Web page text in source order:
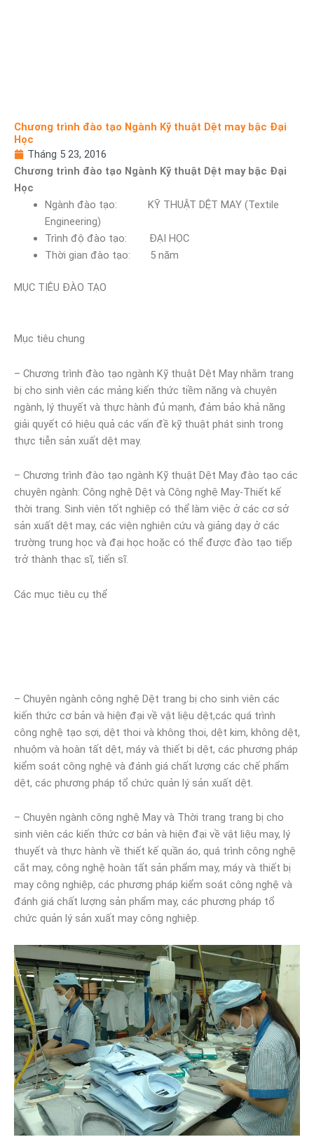
Chương trình đào tạo Ngành Kỹ thuật Dệt may bậc Đại
Học
Tháng 5 23, 2016
Chương trình đào tạo Ngành Kỹ thuật Dệt may bậc Đại
Học
Ngành đào tạo: KỸ THUẬT DỆT MAY (Textile
Engineering)
Trình độ đào tạo: ĐẠI HỌC
Thời gian đào tạo: 5 năm
MỤC TIÊU ĐÀO TẠO
Mục tiêu chung
– Chương trình đào tạo ngành Kỹ thuật Dệt May nhằm trang
bị cho sinh viên các mảng kiến thức tiềm năng và chuyên
ngành, lý thuyết và thực hành đủ mạnh, đảm bảo khả năng
giải quyết có hiệu quả các vấn đề kỹ thuật phát sinh trong
thực tiễn sản xuất dệt may.
– Chương trình đào tạo ngành Kỹ thuật Dệt May đào tạo các
chuyên ngành: Công nghệ Dệt và Công nghệ May-Thiết kế
thời trang. Sinh viên tốt nghiệp có thể làm việc ở các cơ sở
sản xuất dệt may, các viện nghiên cứu và giảng dạy ở các
trường trung học và đại học hoặc có thể được đào tạo tiếp
trở thành thạc sĩ, tiến sĩ.
Các mục tiêu cụ thể
– Chuyên ngành công nghệ Dệt trang bị cho sinh viên các
kiến thức cơ bản và hiện đại về vật liệu dệt,các quá trình
công nghệ tạo sợi, dệt thoi và không thoi, dệt kim, không dệt,
nhuộm và hoàn tất dệt, máy và thiết bị dệt, các phương pháp
kiểm soát công nghệ và đánh giá chất lượng các chế phẩm
dệt, các phương pháp tổ chức quản lý sản xuất dệt.
– Chuyên ngành công nghệ May và Thời trang trang bị cho
sinh viên các kiến thức cơ bản và hiện đại về vật liệu may, lý
thuyết và thực hành về thiết kế quần áo, quá trình công nghệ
cắt may, công nghệ hoàn tất sản phẩm may, máy và thiết bị
may công nghiệp, các phương pháp kiểm soát công nghệ và
đánh giá chất lượng sản phẩm may, các phương pháp tổ
chức quản lý sản xuất may công nghiệp.